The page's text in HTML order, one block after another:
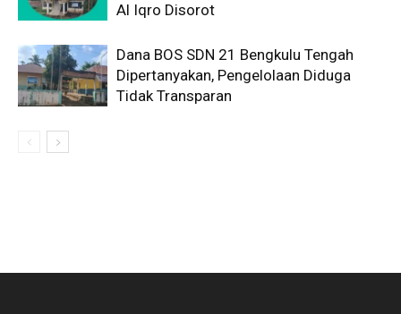
Al Iqro Disorot
Dana BOS SDN 21 Bengkulu Tengah
Dipertanyakan, Pengelolaan Diduga
Tidak Transparan